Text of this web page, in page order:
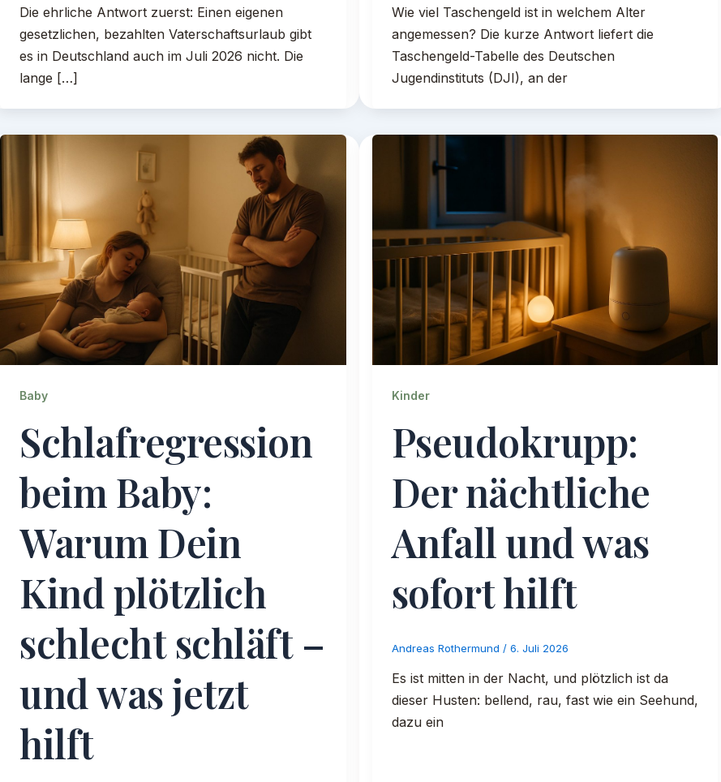
Die ehrliche Antwort zuerst: Einen eigenen
gesetzlichen, bezahlten Vaterschaftsurlaub gibt
es in Deutschland auch im Juli 2026 nicht. Die
lange […]
Wie viel Taschengeld ist in welchem Alter
angemessen? Die kurze Antwort liefert die
Taschengeld-Tabelle des Deutschen
Jugendinstituts (DJI), an der
Baby
Schlafregression
beim Baby:
Warum Dein
Kind plötzlich
schlecht schläft –
und was jetzt
hilft
Kinder
Pseudokrupp:
Der nächtliche
Anfall und was
sofort hilft
Andreas Rothermund / 6. Juli 2026
Es ist mitten in der Nacht, und plötzlich ist da
dieser Husten: bellend, rau, fast wie ein Seehund,
dazu ein